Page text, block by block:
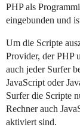
PHP als
eingebunden und
Um die Scripte
Provider, der PHP
auch jeder Surfer
JavaScript oder
Surfer die Scripte
Rechner auch
aktiviert sind.